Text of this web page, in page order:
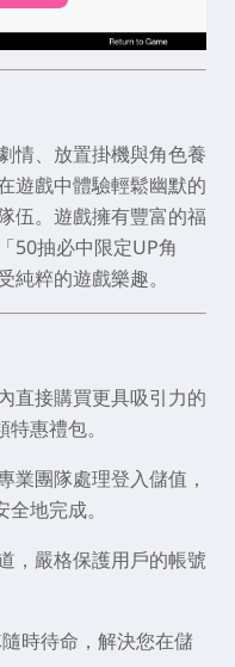
情、放置掛機與角色養
遊戲中體驗輕鬆幽默的
伍。遊戲擁有豐富的福
50抽必中限定UP角
粹的遊戲樂趣。
直接購買更具吸引力的
惠禮包。
業團隊處理登入儲值，
地完成。
，嚴格保護用戶的帳號
時待命，解決您在儲